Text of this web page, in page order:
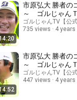
市原弘大 勝者の
～ ゴルじゃんＴ
ゴルじゃんTV【公式
735 views
4 years
市原弘大 勝者の
～ ゴルじゃんＴ
ゴルじゃんTV【公式
447 views
4 years